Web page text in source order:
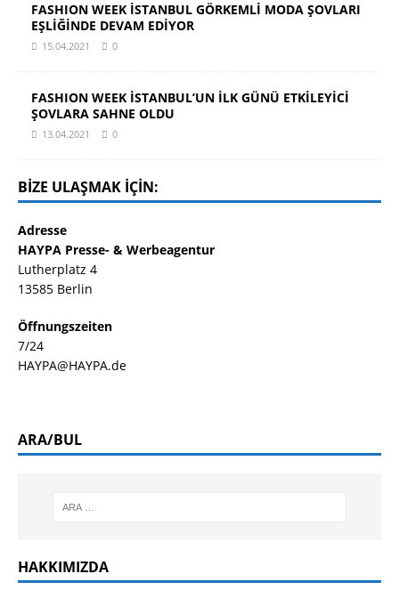
FASHION WEEK İSTANBUL GÖRKEMLİ MODA ŞOVLARI
EŞLİĞİNDE DEVAM EDİYOR
15.04.2021 0
FASHION WEEK İSTANBUL’UN İLK GÜNÜ ETKİLEYİCİ
ŞOVLARA SAHNE OLDU
13.04.2021 0
BIZE ULAŞMAK IÇIN:
Adresse
HAYPA Presse- & Werbeagentur
Lutherplatz 4
13585 Berlin
Öffnungszeiten
7/24
HAYPA@HAYPA.de
ARA/BUL
HAKKIMIZDA